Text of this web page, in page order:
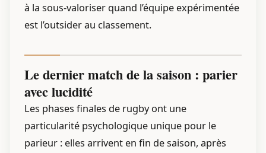
à la sous-valoriser quand l’équipe expérimentée
est l’outsider au classement.
Le dernier match de la saison : parier
avec lucidité
Les phases finales de rugby ont une
particularité psychologique unique pour le
parieur : elles arrivent en fin de saison, après